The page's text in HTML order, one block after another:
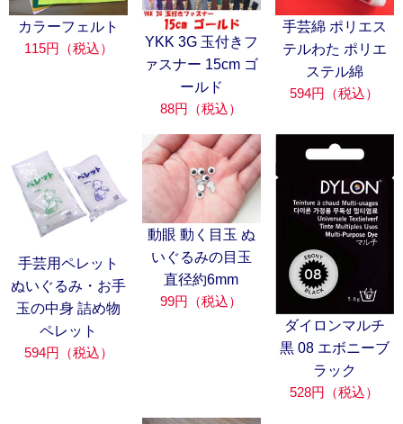
カラーフェルト
115円（税込）
YKK 3G 玉付きフ
ァスナー 15cm ゴ
ールド
88円（税込）
手芸綿 ポリエス
テルわた ポリエ
ステル綿
594円（税込）
手芸用ペレット
ぬいぐるみ・お手
玉の中身 詰め物
ペレット
594円（税込）
動眼 動く目玉 ぬ
いぐるみの目玉
直径約6mm
99円（税込）
ダイロンマルチ
黒 08 エボニーブ
ラック
528円（税込）